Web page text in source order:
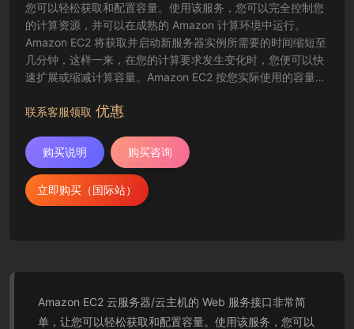
您可以轻松获取和配置容量。使用该服务，您可以完全控制您
的计算资源，并可以在成熟的 Amazon 计算环境中运行。
Amazon EC2 将获取并启动新服务器实例所需要的时间缩短至
几分钟，这样一来，在您的计算要求发生变化时，您便可以快
速扩展或缩减计算容量。Amazon EC2 按您实际使用的容量收
开发人员提供了创建故障恢复应用程序以及排除常见故障情况
联系客服领取 优惠
购买说明 购买咨询
立即购买（国际站）
Amazon EC2 云服务器/云主机的 Web 服务接口非常简
单，让您可以轻松获取和配置容量。使用该服务，您可以